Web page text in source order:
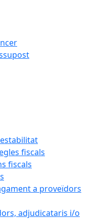
fiscals
fiscals
a proveïdors
adjudicataris i/o